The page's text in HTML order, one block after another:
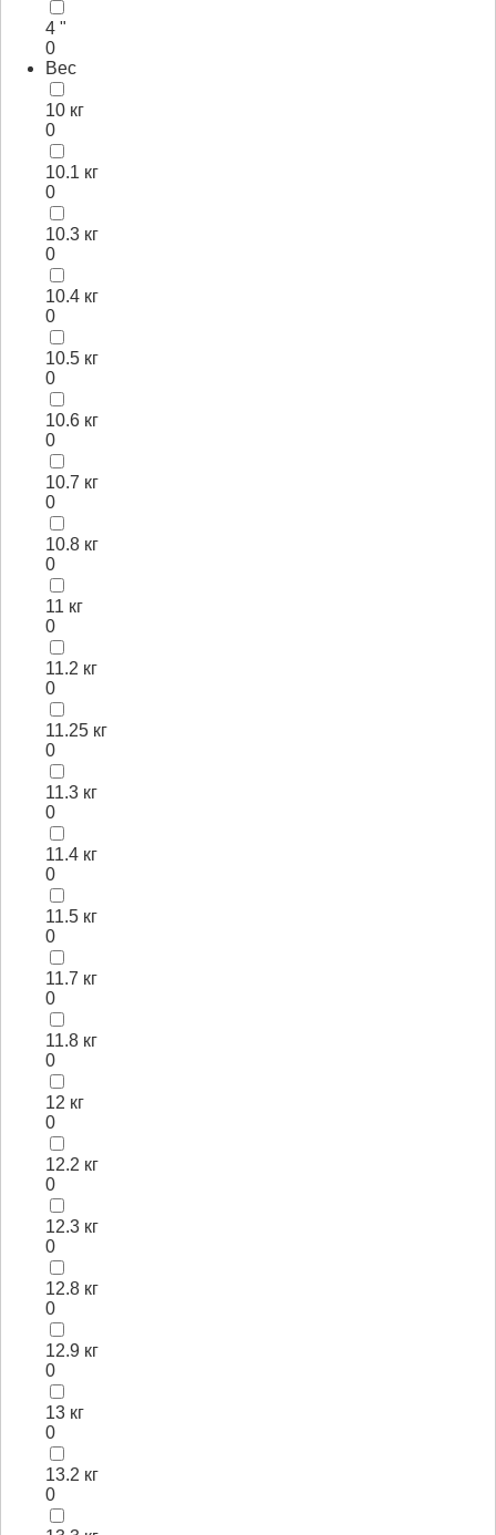
4 "
0
Вес
10 кг
0
10.1 кг
0
10.3 кг
0
10.4 кг
0
10.5 кг
0
10.6 кг
0
10.7 кг
0
10.8 кг
0
11 кг
0
11.2 кг
0
11.25 кг
0
11.3 кг
0
11.4 кг
0
11.5 кг
0
11.7 кг
0
11.8 кг
0
12 кг
0
12.2 кг
0
12.3 кг
0
12.8 кг
0
12.9 кг
0
13 кг
0
13.2 кг
0